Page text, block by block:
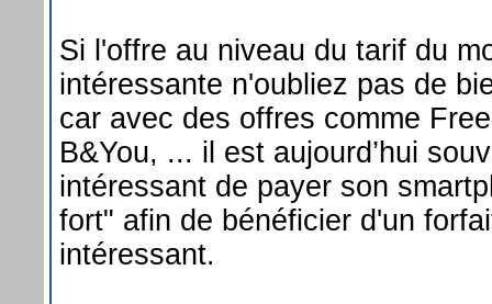
Si l'offre au niveau du tarif du
intéressante n'oubliez pas de
car avec des offres comme
B&You, ... il est aujourd’hui
intéressant de payer son
fort" afin de bénéficier d'un
intéressant.